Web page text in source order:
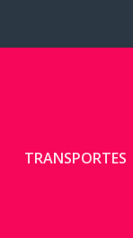
TRANSPORTES